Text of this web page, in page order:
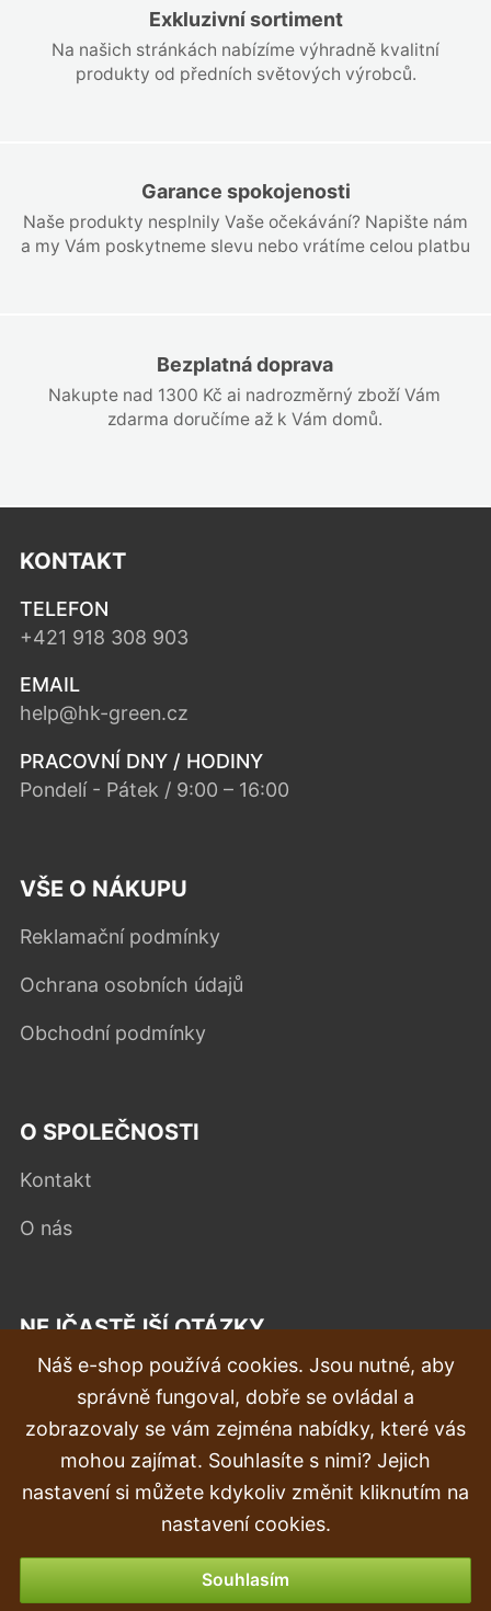
Exkluzivní sortiment
Na našich stránkách nabízíme výhradně kvalitní
produkty od předních světových výrobců.
Garance spokojenosti
Naše produkty nesplnily Vaše očekávání? Napište nám
a my Vám poskytneme slevu nebo vrátíme celou platbu
Bezplatná doprava
Nakupte nad 1300 Kč ai nadrozměrný zboží Vám
zdarma doručíme až k Vám domů.
KONTAKT
TELEFON
+421 918 308 903
EMAIL
help@hk-green.cz
PRACOVNÍ DNY / HODINY
Pondelí - Pátek / 9:00 – 16:00
VŠE O NÁKUPU
Reklamační podmínky
Ochrana osobních údajů
Obchodní podmínky
O SPOLEČNOSTI
Kontakt
O nás
NEJČASTĚJŠÍ OTÁZKY
Reklamace
Doprava a doručení
Objednávka
Náš e-shop používá cookies. Jsou nutné, aby
správně fungoval, dobře se ovládal a
zobrazovaly se vám zejména nabídky, které vás
mohou zajímat. Souhlasíte s nimi? Jejich
nastavení si můžete kdykoliv změnit kliknutím na
nastavení cookies.
Souhlasím